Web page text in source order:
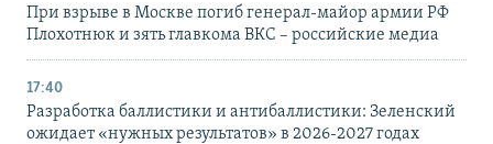
При взрыве в Москве погиб генерал-майор армии РФ
Плохотнюк и зять главкома ВКС – российские медиа
17:40
Разработка баллистики и антибаллистики: Зеленский
ожидает «нужных результатов» в 2026-2027 годах